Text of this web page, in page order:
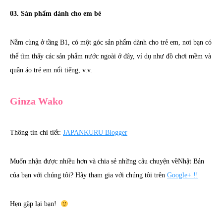
03. Sản phẩm dành cho em bé
Nằm cùng ở tầng B1, có một góc sản phẩm dành cho trẻ em, nơi bạn có
thể tìm thấy các sản phẩm nước ngoài ở đây, ví dụ như đồ chơi mềm và
quần áo trẻ em nổi tiếng, v.v.
Ginza Wako
Thông tin chi tiết: JAPANKURU Blogger
Muốn nhận được nhiều hơn và chia sẻ những câu chuyện vềNhật Bản
của bạn với chúng tôi? Hãy tham gia với chúng tôi trên Google+ !!
Hẹn gặp lại bạn!